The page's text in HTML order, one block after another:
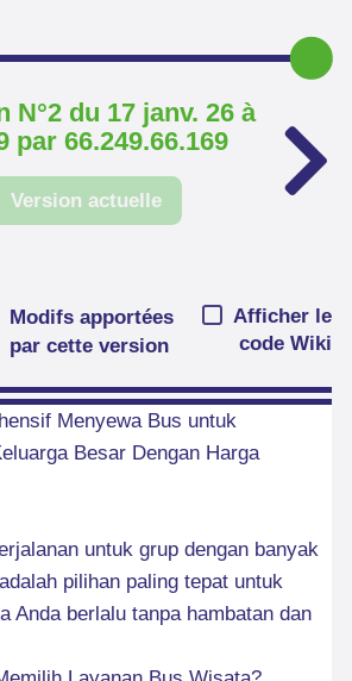
N°2 du 17 janv. 26 à
par 66.249.66.169
Version actuelle
Modifs apportées
par cette version
Afficher le
code Wiki